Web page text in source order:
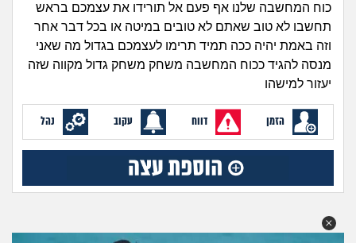
זוגיות
היריון ולידה
מתבגרים
מהבקו"ם... ועד מתי?!
חיפוש שאלות
הרשמה | התחברות
כוח המחשבה שלנו אף פעם אל תורידו את עצמכם בראש
תחשבו לא טוב שאתם לא טובים במיטה או בכל דבר אחר
וזה באמת יהיה ככה תמיד תרימו לעצמכם בגדול מה שאני
מנסה להגיד ככוח המחשבה משחק משחק גדול מקווה שזה
יעזור למישהו
הזמן דווח עקוב נהל